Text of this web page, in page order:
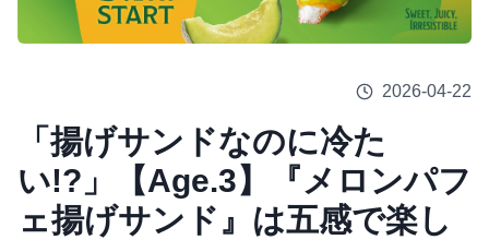
2026-04-22
「揚げサンドなのに冷た
い!?」【Age.3】『メロンパフ
ェ揚げサンド』は五感で楽し